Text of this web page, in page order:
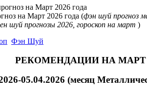
на Март 2026 года (фэн шуй прогноз
шуй прогнозы 2026, гороскоп на март )
Фэн Шуй
РЕКОМЕНДАЦИИ НА МАРТ
05.04.2026 (месяц